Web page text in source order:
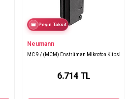
Peşin Taksit
Neumann
MC 9 / (MCM) Enstrüman Mikrofon Klipsi
6.714 TL